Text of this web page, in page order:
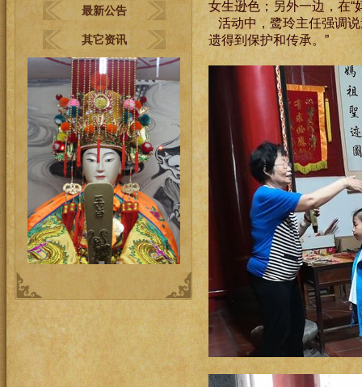
最新公告
其它资讯
女生逊色；另外一边，在“
活动中，鹭玲主任强调
遗得到保护和传承。”